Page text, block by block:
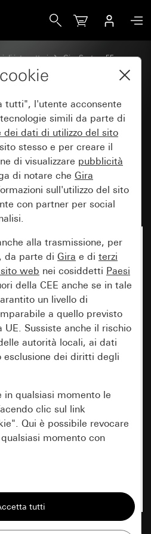
di interruttori
Gira System 55
16 A 250 V~ con
contro i
(Safety Plus)
di tensione USB
tipo C
tutti", l'utente acconsente
simili da parte di
dei dati di utilizzo del sito
stesso e per creare il
di visualizzare pubblicità
di notare che Gira
sull'utilizzo del sito
con partner per social
alla trasmissione, per
da parte di Gira e di terzi
web nei cosiddetti Paesi
della CEE anche se in tale
un livello di
a quello previsto
Sussiste anche il rischio
autorità locali, ai dati
esclusione dei diritti degli
in qualsiasi momento le
clic sul link
Qui è possibile revocare
momento con
per poter mostrare la